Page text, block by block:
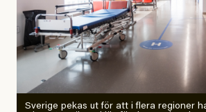
Årets El Niño kan bli
starkaste som
Zeke Hausfather är chockad igen
Sverige pekas ut för att i flera regioner